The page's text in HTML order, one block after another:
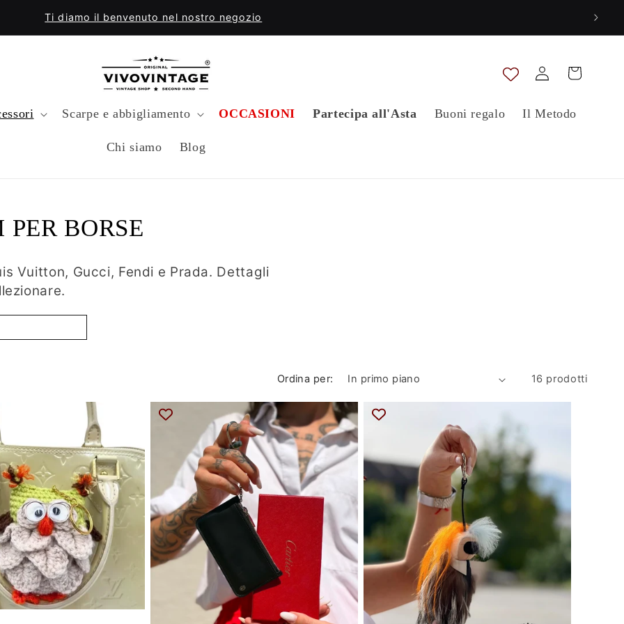
Ti diamo il benvenuto nel nostro negozio
Scarpe e abbigliamento OCCASIONI Partecipa all'Asta Buoni regalo Il Metodo
Chi siamo Blog
Accedi Carrello
BORSE
Vuitton, Gucci, Fendi e Prada. Dettagli
Ordina per: 16 prodotti